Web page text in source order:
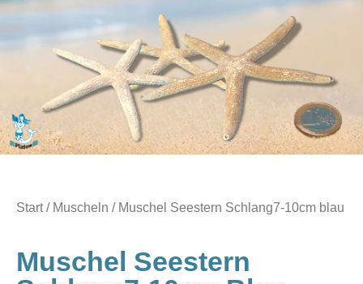
Start/ Muscheln / Muschel Seestern Schlang7-10cm blau
Muschel Seestern